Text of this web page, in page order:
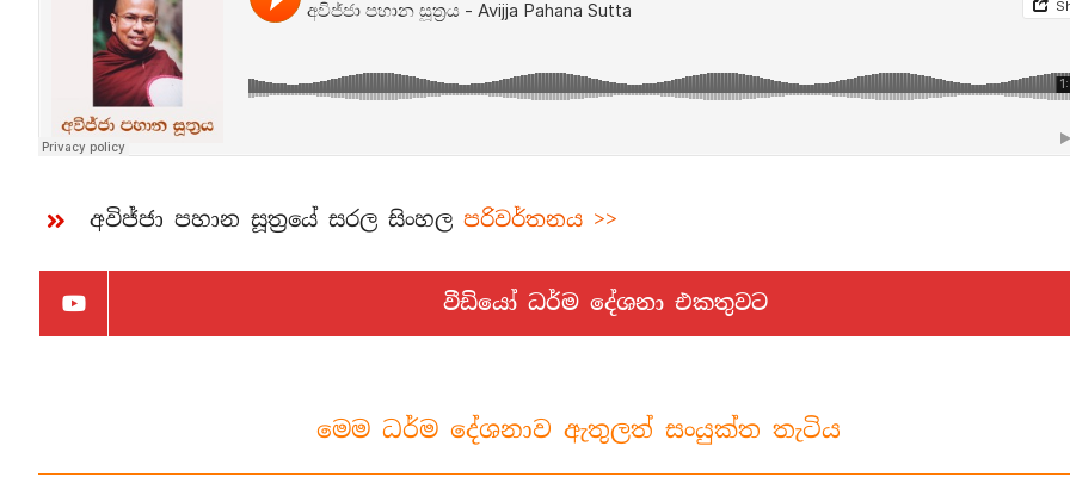
අවිජ්ජා පහාන සූත්‍රයේ සරල සිංහලපරිවර්තනය >>
වීඩියෝ ධර්ම දේශනා එකතුවට
මෙම ධර්ම දේශනාව ඇතුලත් සංයුක්ත තැටිය